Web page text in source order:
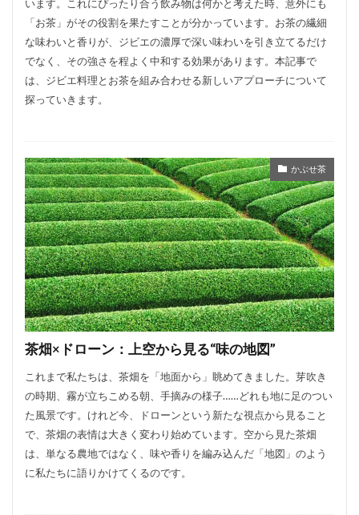
います。これにぴったり合う飲み物は何かと考えた時、意外にも
「お茶」がその役割を果たすことが分かっています。お茶の繊細
な味わいと香りが、ジビエの濃厚で深い味わいを引き立てるだけ
でなく、その強さを程よく中和する効果があります。本記事で
は、ジビエ料理とお茶を組み合わせる新しいアプローチについて
探っていきます。
かぶせ茶
茶畑×ドローン：上空から見る“味の地図”
これまで私たちは、茶畑を「地面から」眺めてきました。芽吹き
の時期、霧が立ちこめる朝、手摘みの様子……どれも地に足のつい
た風景です。けれど今、ドローンという新たな視点から見ること
で、茶畑の表情は大きく変わり始めています。空から見た茶畑
は、単なる農地ではなく、味や香りを編み込んだ「地図」のよう
に私たちに語りかけてくるのです。